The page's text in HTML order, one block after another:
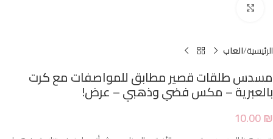
الرئيسية العاب
مسدس طلقات قصير مطابق للمواصفات مع كرت
بالعبرية – مكس فضي وذهبي – عرض!
10.00₪